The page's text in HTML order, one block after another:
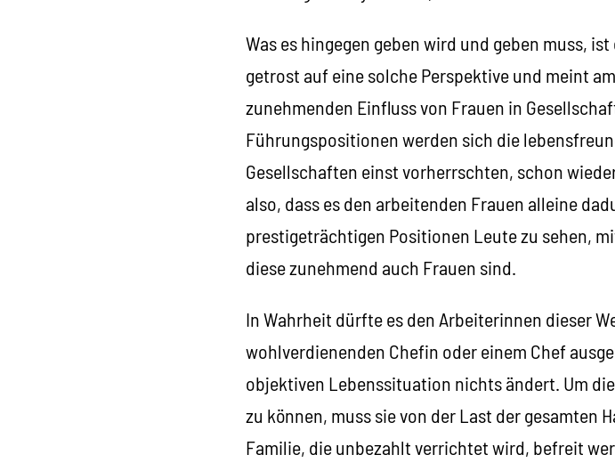
Was es hingegen geben wird und geben muss,
getrost auf eine solche Perspektive und meint
zunehmenden Einfluss von Frauen in
Führungspositionen werden sich die
Gesellschaften einst vorherrschten, schon
also, dass es den arbeitenden Frauen alleine
prestigeträchtigen Positionen Leute zu sehen,
diese zunehmend auch Frauen sind.
In Wahrheit dürfte es den Arbeiterinnen dieser
wohlverdienenden Chefin oder einem Chef
objektiven Lebenssituation nichts ändert. Um
zu können, muss sie von der Last der gesamten
Familie, die unbezahlt verrichtet wird, befreit